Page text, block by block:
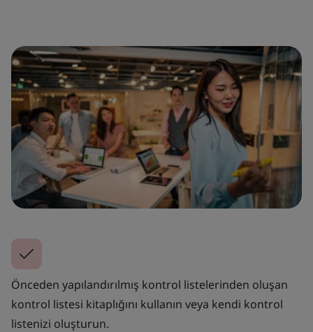
Önceden yapılandırılmış kontrol listelerinden oluşan
kontrol listesi kitaplığını kullanın veya kendi kontrol
listenizi oluşturun.